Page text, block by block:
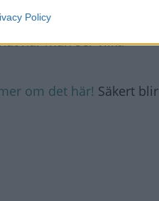
Policy
län, Öland och
när man ser vilka
om det här! Säkert blir